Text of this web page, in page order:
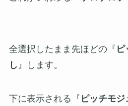
全選択したまま先ほどの『
し 』します。
下に表示される『 ピッチモ